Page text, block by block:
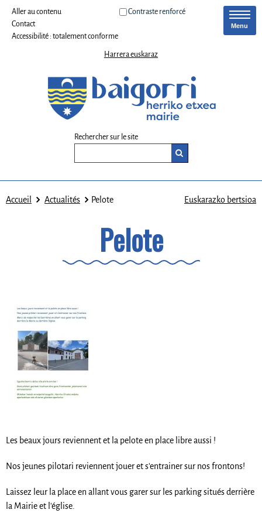
Aller au contenu
Contact
Accessibilité : totalement conforme
Contraste renforcé
Harrera euskaraz
Rechercher sur le site
Menu
Accueil Actualités Pelote Euskarazko bertsioa
Pelote
Les beaux jours reviennent et la pelote en place libre aussi !
Nos jeunes pilotari reviennent jouer et s'entrainer sur nos frontons!
Laissez leur la place en allant vous garer sur les parking situés derrière
la Mairie et l'église.